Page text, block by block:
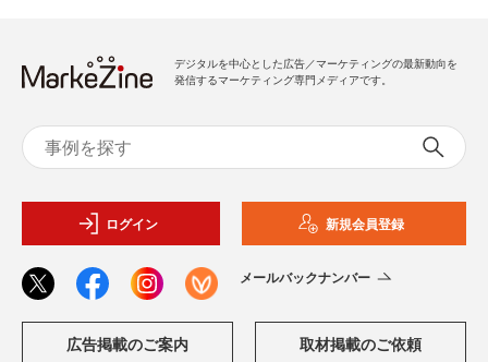
デジタルを中心とした広告／マーケティングの最新動向を
発信するマーケティング専門メディアです。
ログイン 新規会員登録
メールバックナンバー
広告掲載のご案内 取材掲載のご依頼